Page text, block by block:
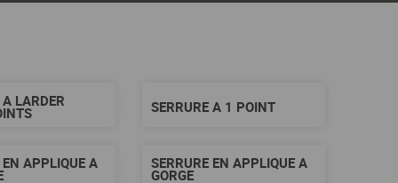
LARDER SERRURE A 1 POINT
EN APPLIQUE A SERRURE EN APPLIQUE A
GORGE